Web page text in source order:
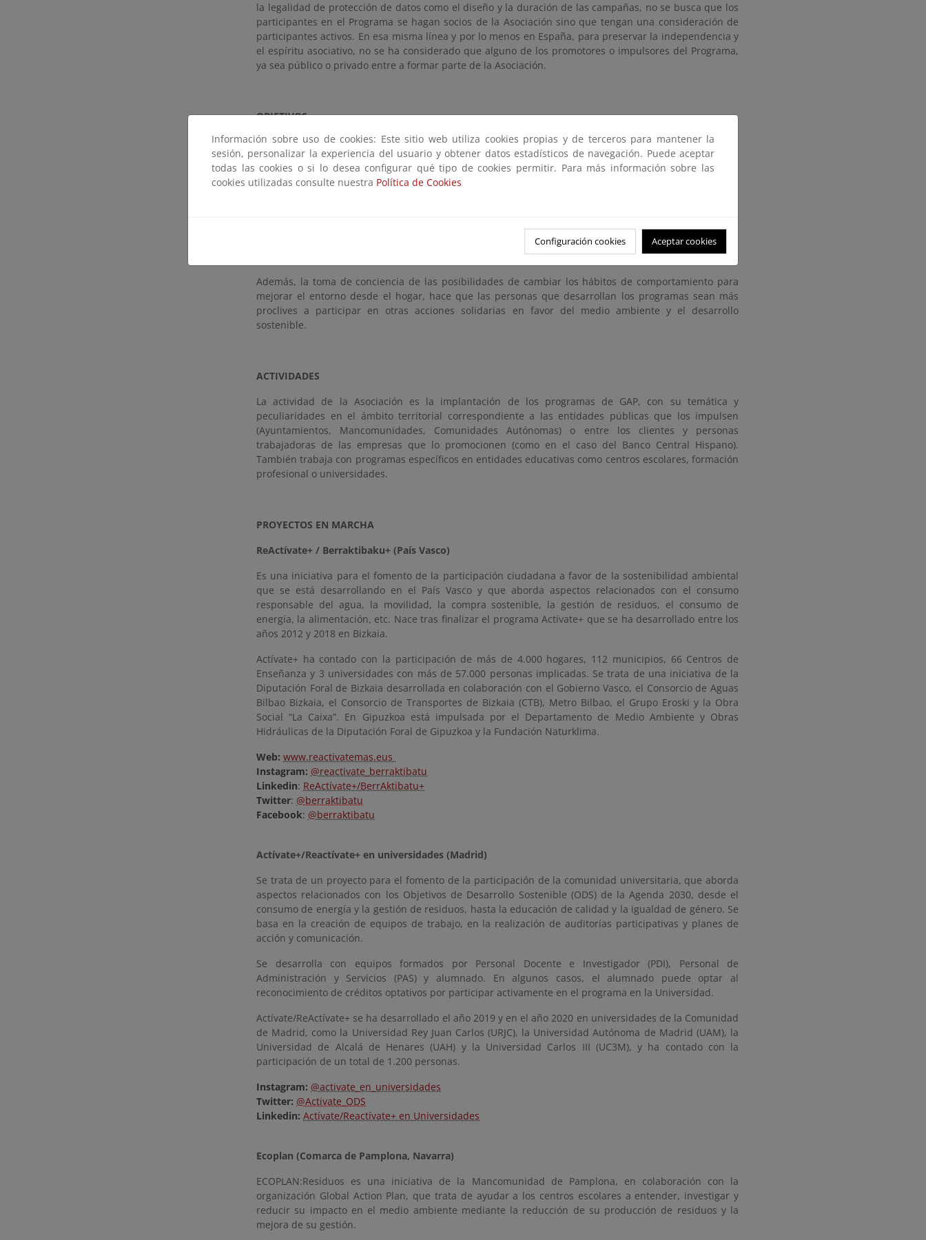
la legalidad de protección de datos como el diseño y la duración de las campañas, no se busca que los
participantes en el Programa se hagan socios de la Asociación sino que tengan una consideración de
participantes activos. En esa misma línea y por lo menos en España, para preservar la independencia y
el espíritu asociativo, no se ha considerado que alguno de los promotores o impulsores del Programa,
ya sea público o privado entre a formar parte de la Asociación.
OBJETIVOS
El Programa GAP persigue unos objetivos muy determinados y que pueden ser evaluados en cifras
concretas. A través de las acciones que se proponen, los hogares que participan en el mismo pueden
conseguir los siguientes resultados:
Evitar en un 10% la producción de CO2 (principal causante del efecto invernadero)
Además, la toma de conciencia de las posibilidades de cambiar los hábitos de comportamiento para
mejorar el entorno desde el hogar, hace que las personas que desarrollan los programas sean más
proclives a participar en otras acciones solidarias en favor del medio ambiente y el desarrollo
sostenible.
ACTIVIDADES
La actividad de la Asociación es la implantación de los programas de GAP, con su temática y
peculiaridades en el ámbito territorial correspondiente a las entidades públicas que los impulsen
(Ayuntamientos, Mancomunidades, Comunidades Autónomas) o entre los clientes y personas
trabajadoras de las empresas que lo promocionen (como en el caso del Banco Central Hispano).
También trabaja con programas específicos en entidades educativas como centros escolares, formación
profesional o universidades.
PROYECTOS EN MARCHA
ReActívate+ / Berraktibaku+ (País Vasco)
Es una iniciativa para el fomento de la participación ciudadana a favor de la sostenibilidad ambiental
que se está desarrollando en el País Vasco y que aborda aspectos relacionados con el consumo
responsable del agua, la movilidad, la compra sostenible, la gestión de residuos, el consumo de
energía, la alimentación, etc. Nace tras finalizar el programa Actívate+ que se ha desarrollado entre los
años 2012 y 2018 en Bizkaia.
Actívate+ ha contado con la participación de más de 4.000 hogares, 112 municipios, 66 Centros de
Enseñanza y 3 universidades con más de 57.000 personas implicadas. Se trata de una iniciativa de la
Diputación Foral de Bizkaia desarrollada en colaboración con el Gobierno Vasco, el Consorcio de Aguas
Bilbao Bizkaia, el Consorcio de Transportes de Bizkaia (CTB), Metro Bilbao, el Grupo Eroski y la Obra
Social “La Caixa”. En Gipuzkoa está impulsada por el Departamento de Medio Ambiente y Obras
Hidráulicas de la Diputación Foral de Gipuzkoa y la Fundación Naturklima.
Web: www.reactivatemas.eus
Instagram: @reactivate_berraktibatu
Linkedin: ReActívate+/BerrAktibatu+
Twitter: @berraktibatu
Facebook: @berraktibatu
Actívate+/Reactívate+ en universidades (Madrid)
Se trata de un proyecto para el fomento de la participación de la comunidad universitaria, que aborda
aspectos relacionados con los Objetivos de Desarrollo Sostenible (ODS) de la Agenda 2030, desde el
consumo de energía y la gestión de residuos, hasta la educación de calidad y la igualdad de género. Se
basa en la creación de equipos de trabajo, en la realización de auditorías participativas y planes de
acción y comunicación.
Se desarrolla con equipos formados por Personal Docente e Investigador (PDI), Personal de
Administración y Servicios (PAS) y alumnado. En algunos casos, el alumnado puede optar al
reconocimiento de créditos optativos por participar activamente en el programa en la Universidad.
Actívate/ReActívate+ se ha desarrollado el año 2019 y en el año 2020 en universidades de la Comunidad
de Madrid, como la Universidad Rey Juan Carlos (URJC), la Universidad Autónoma de Madrid (UAM), la
Universidad de Alcalá de Henares (UAH) y la Universidad Carlos III (UC3M), y ha contado con la
participación de un total de 1.200 personas.
Instagram: @activate_en_universidades
Twitter: @Activate_ODS
Linkedin: Actívate/Reactívate+ en Universidades
Ecoplan (Comarca de Pamplona, Navarra)
ECOPLAN:Residuos es una iniciativa de la Mancomunidad de Pamplona, en colaboración con la
organización Global Action Plan, que trata de ayudar a los centros escolares a entender, investigar y
reducir su impacto en el medio ambiente mediante la reducción de su producción de residuos y la
mejora de su gestión.
Información sobre uso de cookies: Este sitio web utiliza cookies propias y de terceros para mantener la
sesión, personalizar la experiencia del usuario y obtener datos estadísticos de navegación. Puede aceptar
todas las cookies o si lo desea configurar qué tipo de cookies permitir. Para más información sobre las
cookies utilizadas consulte nuestra Política de Cookies
Configuración cookies Aceptar cookies